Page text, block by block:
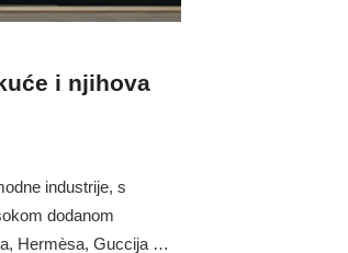
i njihova
industrije, s
dodanom
Hermèsa, Guccija …